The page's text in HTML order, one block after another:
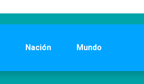
Nación Mundo